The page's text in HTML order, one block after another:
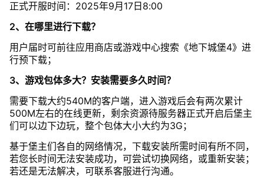
正式开服时间：2025年9月17日8:00
2、在哪里进行下载？
用户届时可前往应用商店或游戏中心搜索《地下城堡4》进
行预下载；
3、游戏包体多大？安装需要多久时间？
需要下载大约540M的客户端，进入游戏后会有两次累计
500M左右的在线更新，剩余资源待服务器正式开启后堡主
们可以边下边玩，整个包体大小大约为3G；
基于堡主们各自的网络情况，下载安装所需时间有所不同，
若您长时间无法安装成功，可尝试切换网络，或重新安装；
若还是无法解决，可联系客服进行沟通。